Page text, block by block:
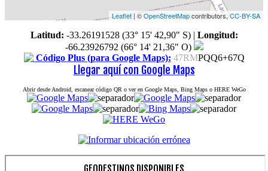
Leaflet | ©OpenStreetMapcontributors,CC-BY-SA
Latitud: -33.26191528 (33° 15' 42,90" S)| Longitud:
-66.23926792 (66° 14' 21,36" O)
Código Plus (para Google Maps): 47RMPQQ6+67Q
Llegar aquí con Google Maps
Abrir desde Android, escanear código QR o ver en Google Maps, Bing Maps o HERE WeGo
GEODESTINOS DISPONIBLES